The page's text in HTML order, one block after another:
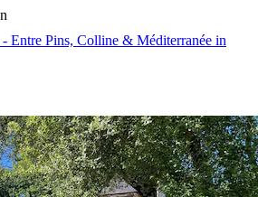
Pins, Colline & Méditerranée in